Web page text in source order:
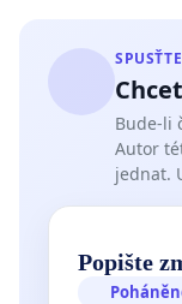
Bude-li
Autor
jednat.
Popište